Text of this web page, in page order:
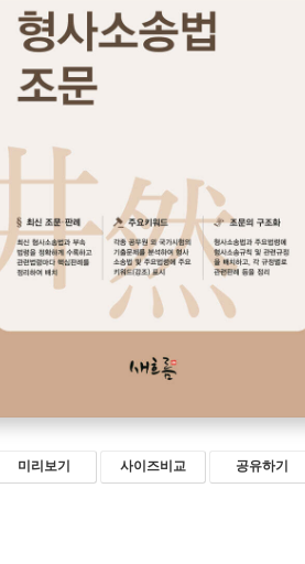
미리보기 사이즈비교 공유하기